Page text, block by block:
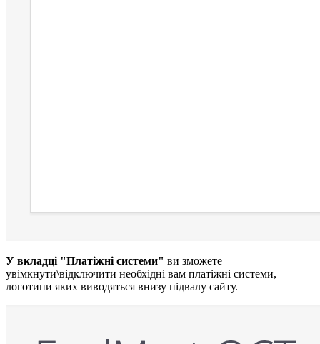
У вкладці "Платіжні системи" ви зможете
увімкнути\відключити необхідні вам платіжні системи,
логотипи яких виводяться внизу підвалу сайту.